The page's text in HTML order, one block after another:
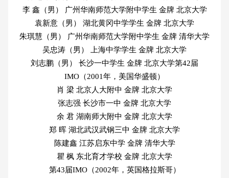
李 鑫（男） 广州华南师范大学附中学生 金牌 北京大学
袁新意（男） 湖北黄冈中学学生 金牌 北京大学
朱琪慧（男） 广州华南师范大学附中学生 金牌 清华大学
吴忠涛（男） 上海中学学生 金牌 北京大学
刘志鹏（男） 长沙一中学生 金牌 北京大学第42届
IMO（2001年，美国华盛顿）
肖 梁 北京人大附中 金牌 北京大学
张志强 长沙市一中 金牌 北京大学
余 君 湖南师大附中 金牌 北京大学
郑 晖 湖北武汉武钢三中 金牌 北京大学
陈建鑫 江苏启东中学 金牌 清华大学
瞿 枫 东北育才学校 金牌 北京大学
第43届IMO（2002年，英国格拉斯哥）